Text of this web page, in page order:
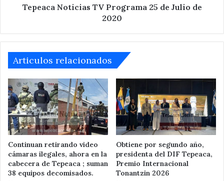
Tepeaca Noticias TV Programa 25 de Julio de
2020
Articulos relacionados
Continuan retirando video
cámaras ilegales, ahora en la
cabecera de Tepeaca ; suman
38 equipos decomisados.
Obtiene por segundo año,
presidenta del DIF Tepeaca,
Premio Internacional
Tonantzin 2026